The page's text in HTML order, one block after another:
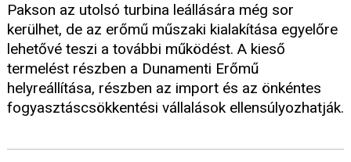
Pakson az utolsó turbina leállására még sor
kerülhet, de az erőmű műszaki kialakítása egyelőre
lehetővé teszi a további működést. A kieső
termelést részben a Dunamenti Erőmű
helyreállítása, részben az import és az önkéntes
fogyasztáscsökkentési vállalások ellensúlyozhatják.